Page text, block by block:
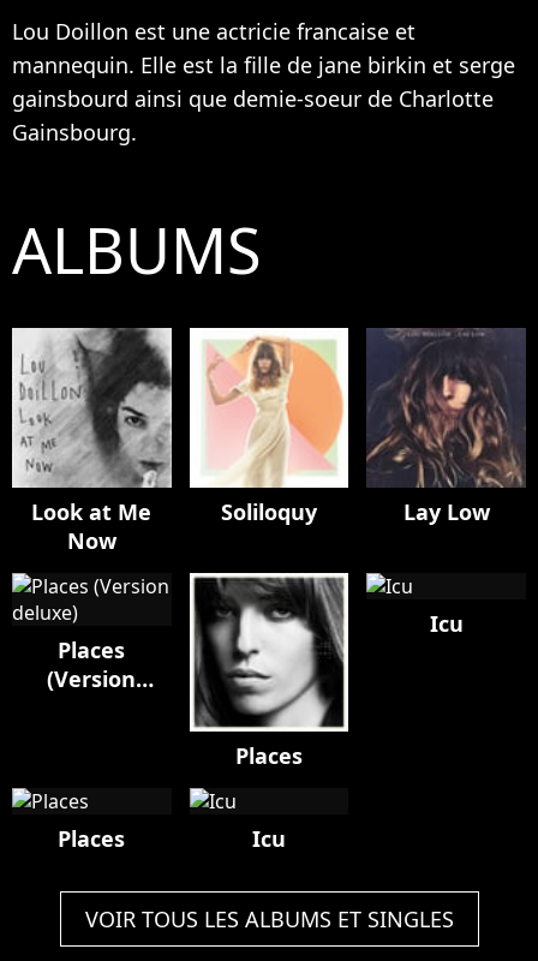
Lou Doillon est une actricie francaise et
mannequin. Elle est la fille de jane birkin et serge
gainsbourd ainsi que demie-soeur de Charlotte
Gainsbourg.
ALBUMS
Look at Me
Now
Soliloquy Lay Low
Places
(Version
Places
Icu
Places Icu
VOIR TOUS LES ALBUMS ET SINGLES